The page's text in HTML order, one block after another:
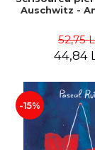
Auschwitz -
52,75
44,84
-15%